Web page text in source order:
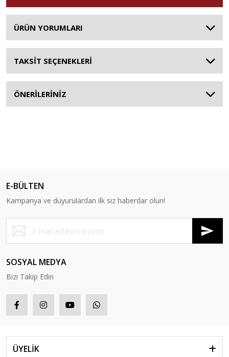
ÜRÜN YORUMLARI
TAKSİT SEÇENEKLERİ
ÖNERİLERİNİZ
E-BÜLTEN
Kampanya ve duyurulardan ilk siz haberdar olun!
SOSYAL MEDYA
Bizi Takip Edin
ÜYELİK